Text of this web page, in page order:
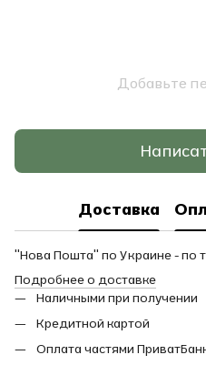
Добавьте
Доставка
"Нова Пошта" по Украине - по
Подробнее о доставке
Наличными при получении
Кредитной картой
Оплата частями